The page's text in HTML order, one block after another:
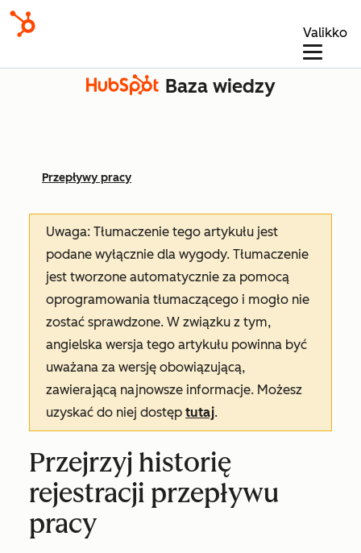
Valikko
Baza wiedzy
Przepływy pracy
Uwaga: Tłumaczenie tego artykułu jest
podane wyłącznie dla wygody. Tłumaczenie
jest tworzone automatycznie za pomocą
oprogramowania tłumaczącego i mogło nie
zostać sprawdzone. W związku z tym,
angielska wersja tego artykułu powinna być
uważana za wersję obowiązującą,
zawierającą najnowsze informacje. Możesz
uzyskać do niej dostęp tutaj.
Przejrzyj historię
rejestracji przepływu
pracy